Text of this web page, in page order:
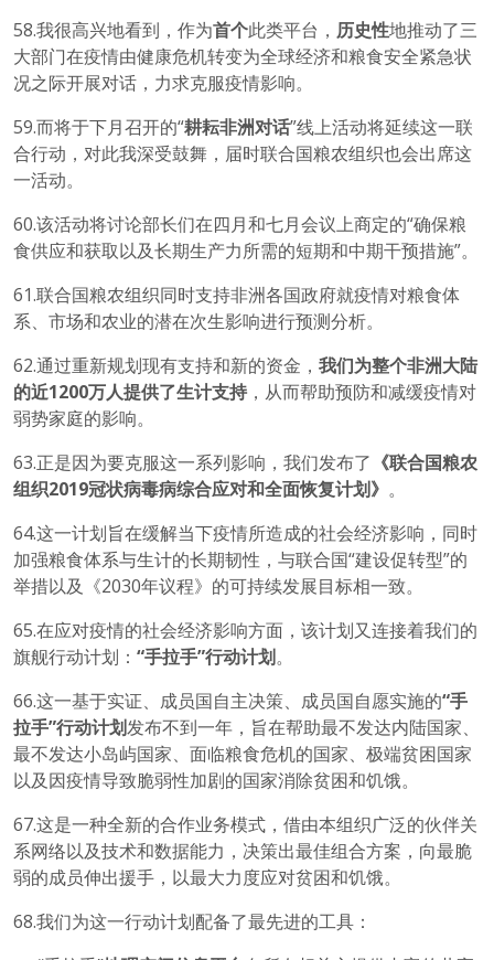
58.我很高兴地看到，作为首个此类平台， 历史性地推动了三
大部门在疫情由健康危机转变为全球经济和粮食安全紧急状
况之际开展对话，力求克服疫情影响。
59.而将于下月召开的“耕耘非洲对话”线上活动将延续这一联
合行动，对此我深受鼓舞，届时联合国粮农组织也会出席这
一活动。
60.该活动将讨论部长们在四月和七月会议上商定的“确保粮
食供应和获取以及长期生产力所需的短期和中期干预措施”。
61.联合国粮农组织同时支持非洲各国政府就疫情对粮食体
系、市场和农业的潜在次生影响进行预测分析。
62.通过重新规划现有支持和新的资金， 我们为整个非洲大陆
的近1200万人提供了生计支持 ，从而帮助预防和减缓疫情对
弱势家庭的影响。
63.正是因为要克服这一系列影响，我们发布了 《联合国粮农
组织2019冠状病毒病综合应对和全面恢复计划》 。
64.这一计划旨在缓解当下疫情所造成的社会经济影响，同时
加强粮食体系与生计的长期韧性，与联合国“建设促转型”的
举措以及《2030年议程》的可持续发展目标相一致。
65.在应对疫情的社会经济影响方面，该计划又连接着我们的
旗舰行动计划： “手拉手”行动计划。
66.这一基于实证、成员国自主决策、成员国自愿实施的“手
拉手”行动计划发布不到一年，旨在帮助最不发达内陆国家、
最不发达小岛屿国家、面临粮食危机的国家、极端贫困国家
以及因疫情导致脆弱性加剧的国家消除贫困和饥饿。
67.这是一种全新的合作业务模式，借由本组织广泛的伙伴关
系网络以及技术和数据能力，决策出最佳组合方案，向最脆
弱的成员伸出援手，以最大力度应对贫困和饥饿。
68.我们为这一行动计划配备了最先进的工具：